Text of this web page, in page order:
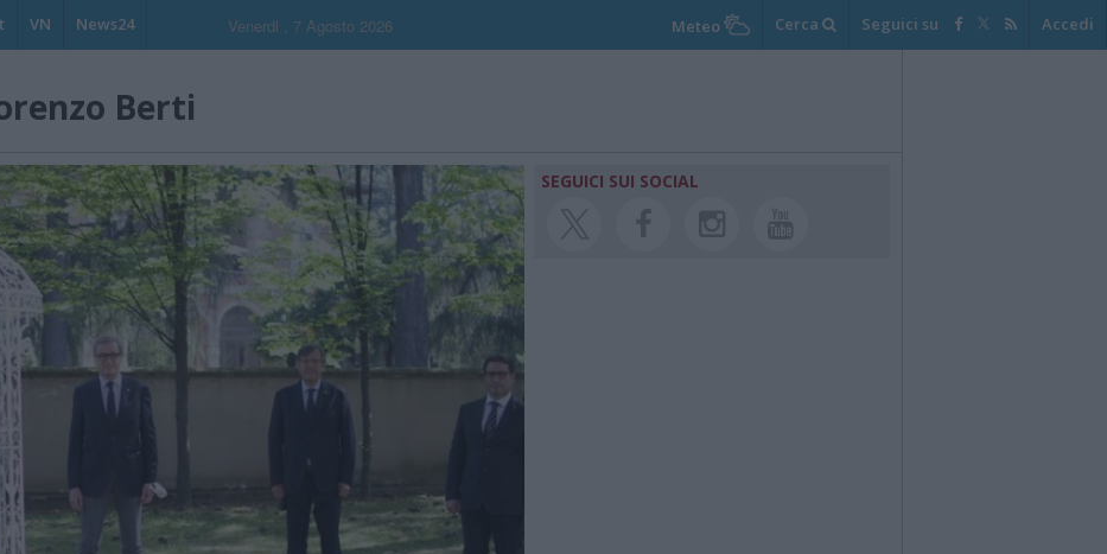
VN News24 Venerdi , 7 Agosto 2026 Meteo Cerca Seguici su Accedi
Berti
SEGUICI SUI SOCIAL